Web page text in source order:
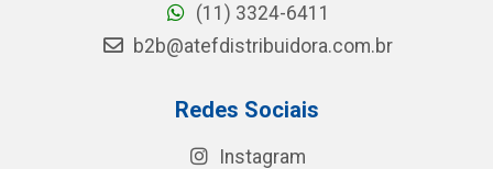
(11) 3324-6411
b2b@atefdistribuidora.com.br
Redes Sociais
Instagram